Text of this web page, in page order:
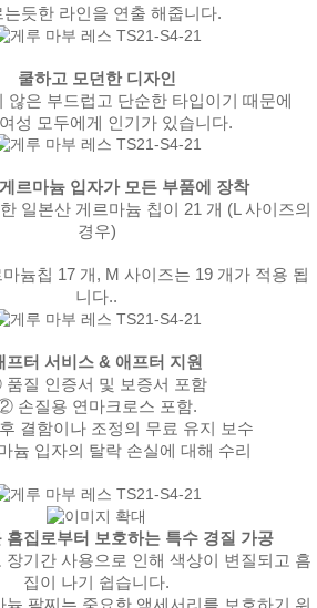
는듯한 라인을 연출 해줍니다.
쿨하고 모던한 디자인
않은 부드럽고 단순한 타입이기
때문에
성 모두에게 인기가 있습니다.
르마늄 입자가 모든 부품에 장착
일본산 게르마늄 칩이 21 개 (L 사이즈의
경우)
늄칩 17 개, M 사이즈는 19 개가 적용 됩
니다..
프터 서비스 & 애프터 지원
질 인증서 및 보증서 포함
손질용 연마크로스 포함.
결함이나 조정의 무료 유지 보수
늄 입자의 탈락 손실에 대해 수리
흠집로부터 보호하는 특수 경질 가공
장기간 사용으로 인해 색상이 변질되고 흠
집이 나기 쉽습니다.